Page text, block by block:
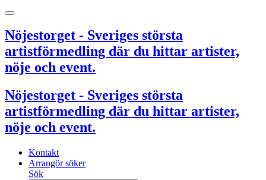
Nöjestorget - Sveriges största
artistförmedling där du hittar artister,
nöje och event.
Nöjestorget - Sveriges största
artistförmedling där du hittar artister,
nöje och event.
Kontakt
Arrangör söker
Sök